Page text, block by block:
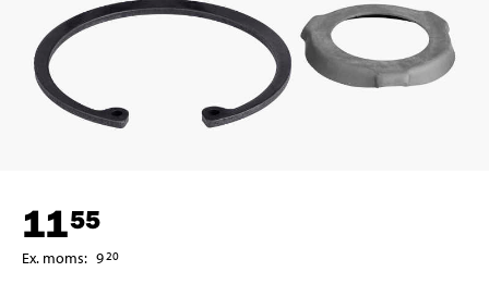
1155
Ex. moms: 920